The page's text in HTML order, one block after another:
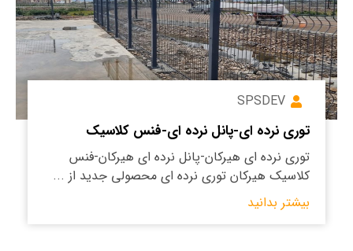
SPSDEV
توری نرده ای-پانل نرده ای-فنس کلاسیک
توری نرده ای هیرکان-پانل نرده ای هیرکان-فنس
کلاسیک هیرکان توری نرده ای محصولی جدید از ...
بیشتر بدانید